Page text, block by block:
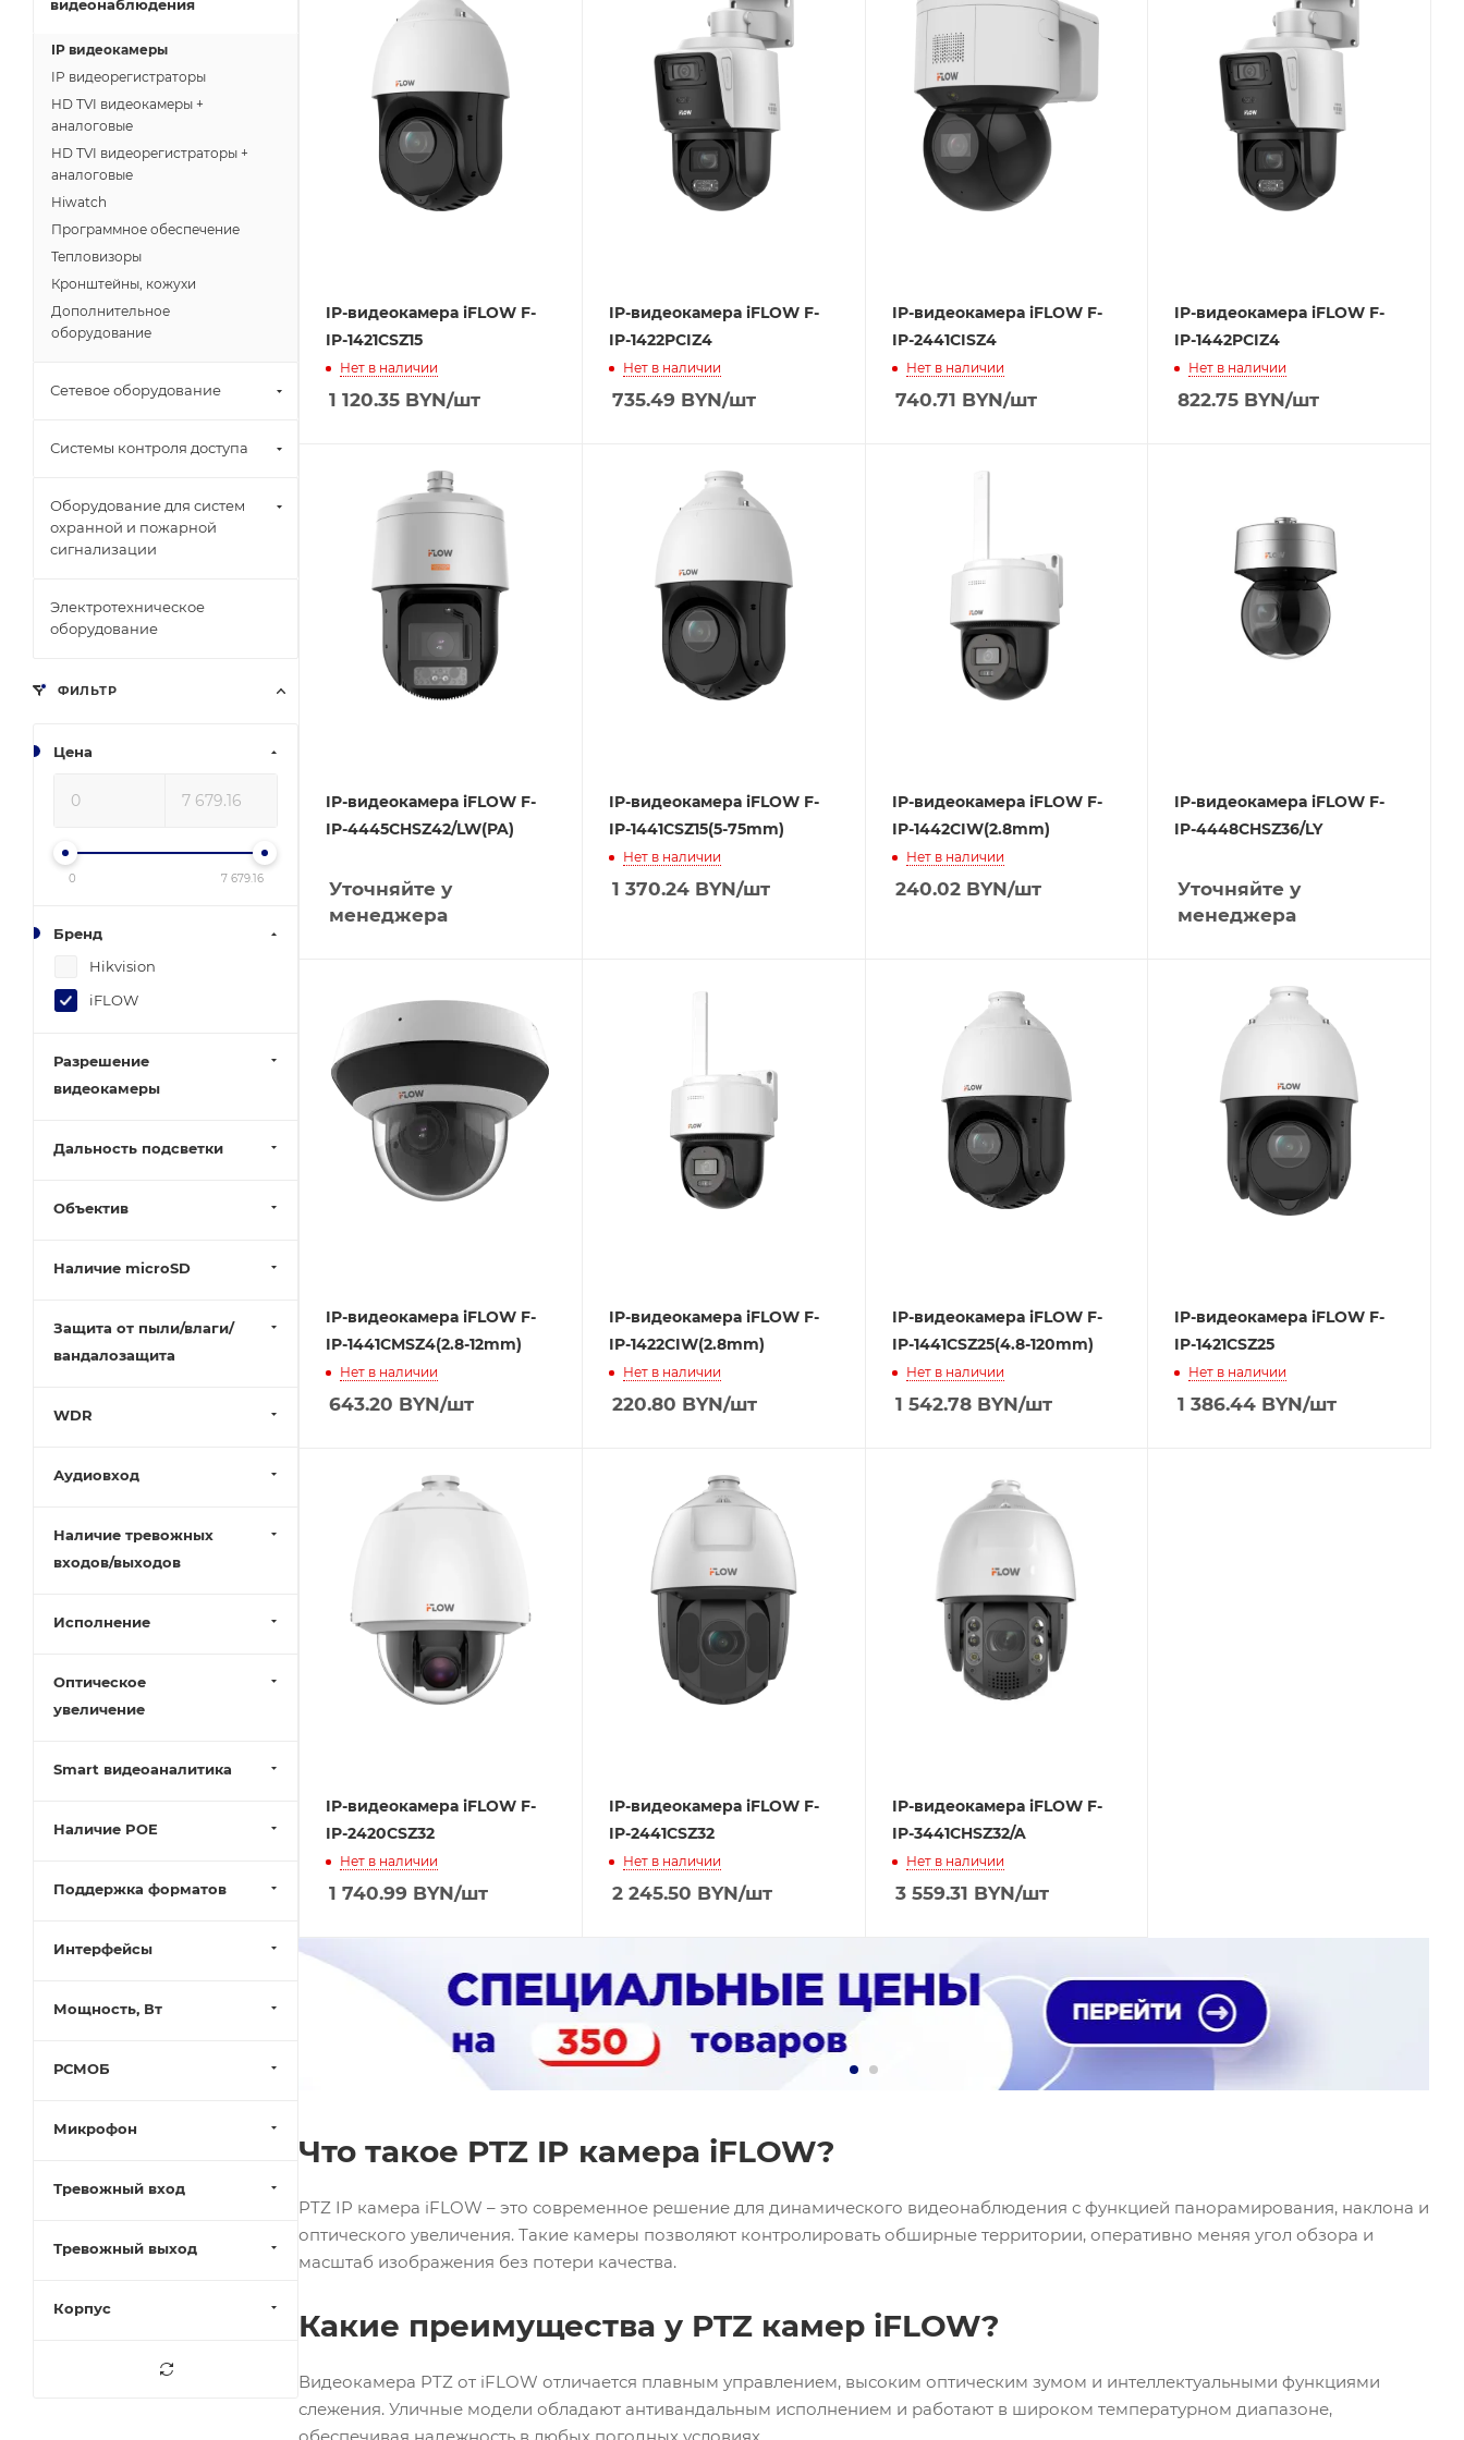
IP-видеокамера iFLOW F-
IP-1421CSZ15
Нет в наличии
1 120.35 BYN/шт
IP-видеокамера iFLOW F-
IP-1422PCIZ4
Нет в наличии
735.49 BYN/шт
IP-видеокамера iFLOW F-
IP-2441CISZ4
Нет в наличии
740.71 BYN/шт
IP-видеокамера iFLOW F-
IP-1442PCIZ4
Нет в наличии
822.75 BYN/шт
IP-видеокамера iFLOW F-
IP-4445CHSZ42/LW(PA)
Уточняйте у
менеджера
IP-видеокамера iFLOW F-
IP-1441CSZ15(5-75mm)
Нет в наличии
1 370.24BYN/шт
IP-видеокамера iFLOW F-
IP-1442CIW(2.8mm)
Нет в наличии
240.02BYN/шт
IP-видеокамера iFLOW F-
IP-4448CHSZ36/LY
Уточняйте у
менеджера
IP-видеокамера iFLOW F-
IP-1441CMSZ4(2.8-12mm)
Нет в наличии
643.20 BYN/шт
IP-видеокамера iFLOW F-
IP-1422CIW(2.8mm)
Нет в наличии
220.80 BYN/шт
IP-видеокамера iFLOW F-
IP-1441CSZ25(4.8-120mm)
Нет в наличии
1 542.78BYN/шт
IP-видеокамера iFLOW F-
IP-1421CSZ25
Нет в наличии
1 386.44 BYN/шт
IP-видеокамера iFLOW F-
IP-2420CSZ32
Нет в наличии
1 740.99 BYN/шт
IP-видеокамера iFLOW F-
IP-2441CSZ32
Нет в наличии
2 245.50 BYN/шт
IP-видеокамера iFLOW F-
IP-3441CHSZ32/A
Нет в наличии
3 559.31 BYN/шт
Что такое PTZ IP камера iFLOW?
PTZ IP камера iFLOW – это современное решение для динамического видеонаблюдения с функцией панорамирования, наклона и
оптического увеличения. Такие камеры позволяют контролировать обширные территории, оперативно меняя угол обзора и
масштаб изображения без потери качества.
Какие преимущества у PTZ камер iFLOW?
Видеокамера PTZ от iFLOW отличается плавным управлением, высоким оптическим зумом и интеллектуальными функциями
слежения. Уличные модели обладают антивандальным исполнением и работают в широком температурном диапазоне,
видеонаблюдения
IP видеокамеры
IP видеорегистраторы
HD TVI видеокамеры +
аналоговые
HD TVI видеорегистраторы +
аналоговые
Hiwatch
Программное обеспечение
Тепловизоры
Кронштейны, кожухи
Дополнительное
оборудование
Сетевое оборудование
Системы контроля доступа
Оборудование для систем
охранной и пожарной
сигнализации
Электротехническое
оборудование
ФИЛЬТР
Цена
0 7 679.16
Бренд
Hikvision
iFLOW
Разрешение
видеокамеры
Дальность подсветки
Объектив
Наличие microSD
Защита от пыли/влаги/
вандалозащита
WDR
Аудиовход
Наличие тревожных
входов/выходов
Исполнение
Оптическое
увеличение
Smart видеоаналитика
Наличие POE
Поддержка форматов
Интерфейсы
Мощность, Вт
РСМОБ
Микрофон
Тревожный вход
Тревожный выход
Корпус